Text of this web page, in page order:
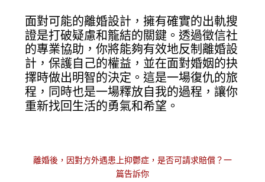
面對可能的離婚設計，擁有確實的出軌搜
證是打破疑慮和籠結的關鍵。透過徵信社
的專業協助，你將能夠有效地反制離婚設
計，保護自己的權益，並在面對婚姻的抉
擇時做出明智的決定。這是一場復仇的旅
程，同時也是一場釋放自我的過程，讓你
重新找回生活的勇氣和希望。
離婚後，因對方外遇患上抑鬱症，是否可請求賠償？一
篇告訴你